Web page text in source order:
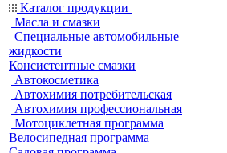
Каталог продукции
Масла и смазки
Специальные автомобильные
жидкости
Консистентные смазки
Автокосметика
Автохимия потребительская
Автохимия профессиональная
Мотоциклетная программа
Велосипедная программа